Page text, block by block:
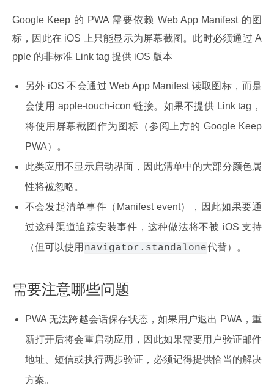
Google Keep 的 PWA 需要依赖 Web App Manifest 的图
标，因此在 iOS 上只能显示为屏幕截图。此时必须通过 A
pple 的非标准 Link tag 提供 iOS 版本
另外 iOS 不会通过 Web App Manifest 读取图标，而是
会使用 apple-touch-icon 链接。如果不提供 Link tag，
将使用屏幕截图作为图标（参阅上方的 Google Keep
PWA）。
此类应用不显示启动界面，因此清单中的大部分颜色属
性将被忽略。
不会发起清单事件（Manifest event），因此如果要通
过这种渠道追踪安装事件，这种做法将不被 iOS 支持
（但可以使用 navigator.standalone代替）。
需要注意哪些问题
PWA 无法跨越会话保存状态，如果用户退出 PWA，重
新打开后将会重启动应用，因此如果需要用户验证邮件
地址、短信或执行两步验证，必须记得提供恰当的解决
方案。